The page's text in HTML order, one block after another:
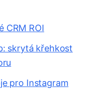
CRM ROI
skrytá křehkost
pro Instagram